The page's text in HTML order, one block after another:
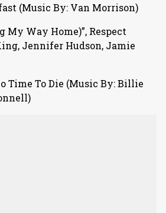
(Music By: Van Morrison)
My Way Home)”, Respect
Jennifer Hudson, Jamie
Time To Die (Music By: Billie